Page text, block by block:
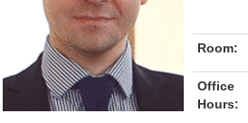
Room:
Office
Hours: